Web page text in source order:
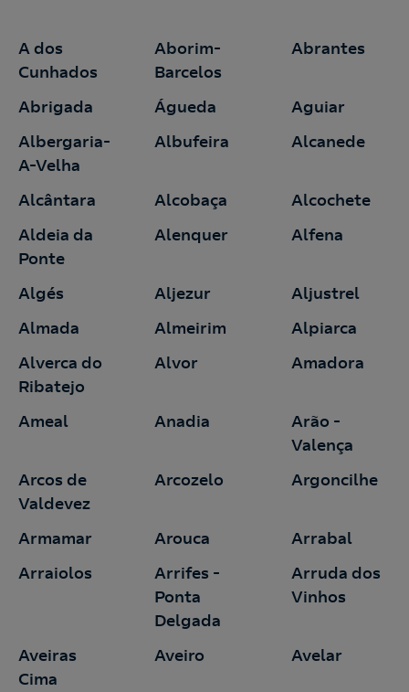
A dos
Cunhados
Aborim-
Barcelos
Abrantes
Abrigada Águeda
Aguiar
Albergaria-
A-Velha
Albufeira Alcanede
Alcântara Alcobaça
Alcochete
Aldeia da
Ponte
Alenquer Alfena
Algés Aljezur
Aljustrel
Almada
Almeirim
Alpiarca
Alverca do
Ribatejo
Alvor Amadora
Ameal Anadia
Arão -
Valença
Arcos de
Valdevez
Arcozelo Argoncilhe
Armamar Arouca
Arrabal
Arraiolos
Arrifes -
Ponta
Delgada
Arruda dos
Vinhos
Aveiras
Cima
Aveiro Avelar